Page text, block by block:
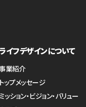
イフデザインについて
業紹介
トップメッセージ
ミッション・ビジョン・バリュー